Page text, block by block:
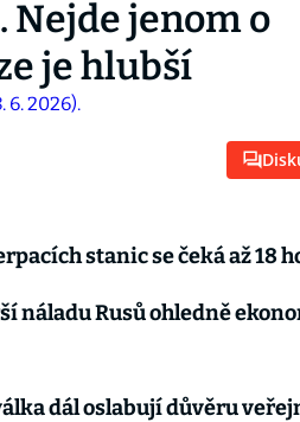
Nejde jenom o
je hlubší
stanic se čeká až 18
náladu Rusů ohledně
dál oslabují důvěru